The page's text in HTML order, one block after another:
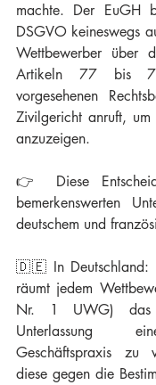
machte. Der EuGH
DSGVO keineswegs
Wettbewerber über
Artikeln 77 bis
vorgesehenen
Zivilgericht anruft,
anzuzeigen.
👉 Diese
bemerkenswerten
deutschem und
🇩🇪 In Deutschland:
räumt jedem
Nr. 1 UWG) das
Unterlassung
Geschäftspraxis zu
diese gegen die